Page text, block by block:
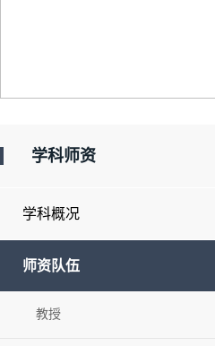
学科师资
学科概况
师资队伍
教授